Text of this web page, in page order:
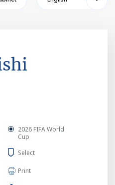
2026 FIFA World
Cup
Select
Print